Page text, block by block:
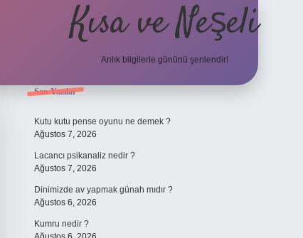
Kısa ve Neşeli
Anlık bilgilerle gününü şenlendir!
Sidebar
Son Yazılar
Kutu kutu pense oyunu ne demek ?
Ağustos 7, 2026
Lacancı psikanaliz nedir ?
Ağustos 7, 2026
Dinimizde av yapmak günah mıdır ?
Ağustos 6, 2026
Kumru nedir ?